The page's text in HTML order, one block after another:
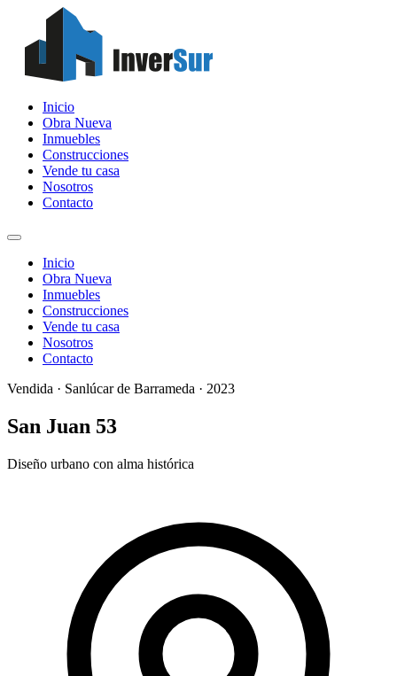
Inicio
Obra Nueva
Inmuebles
Construcciones
Vende tu casa
Nosotros
Contacto
Inicio
Obra Nueva
Inmuebles
Construcciones
Vende tu casa
Nosotros
Contacto
Vendida · Sanlúcar de Barrameda · 2023
San Juan 53
Diseño urbano con alma histórica